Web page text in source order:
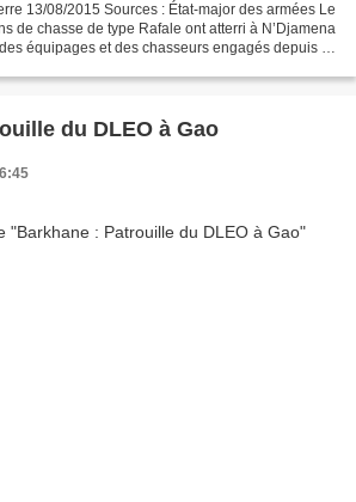
13/08/2015 Sources : État-major des armées Le
de chasse de type Rafale ont atterri à N’Djamena
équipages et des chasseurs engagés depuis 2
du DLEO à Gao